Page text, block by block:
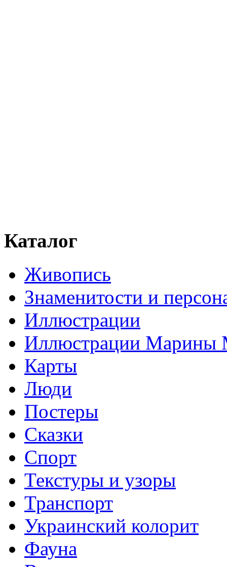
Каталог
Живопись
Знаменитости и
Иллюстрации
Иллюстрации Марины
Карты
Люди
Постеры
Сказки
Спорт
Текстуры и узоры
Транспорт
Украинский колорит
Фауна